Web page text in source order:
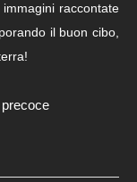
raccontate
il buon cibo,